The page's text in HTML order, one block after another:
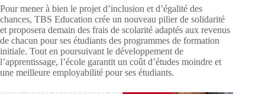
Pour mener à bien le projet d’inclusion et d’égalité des
chances, TBS Education crée un nouveau pilier de solidarité
et proposera demain des frais de scolarité adaptés aux revenus
de chacun pour ses étudiants des programmes de formation
initiale. Tout en poursuivant le développement de
l’apprentissage, l’école garantit un coût d’études moindre et
une meilleure employabilité pour ses étudiants.